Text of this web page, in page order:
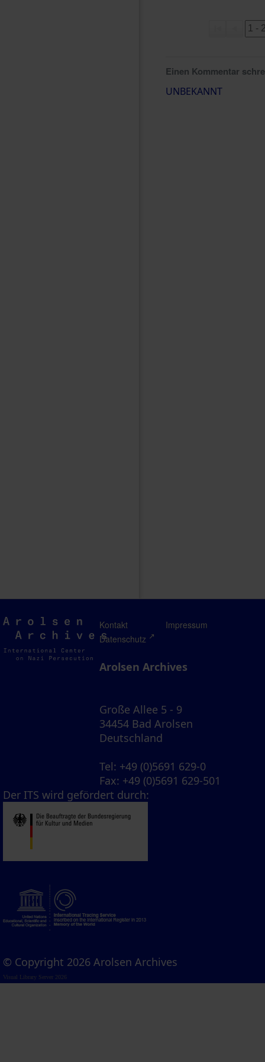
Einen Kommentar
UNBEKANNT
Arolsen
Archives
Kontakt
Impressum
Datenschutz
Arolsen Archives
Große Allee 5 - 9
34454 Bad Arolsen
Deutschland
Tel: +49 (0)5691 629-0
Fax: +49 (0)5691 629-501
Der ITS wird gefördert durch:
© Copyright 2026 Arolsen Archives
Visual Library Server 2026